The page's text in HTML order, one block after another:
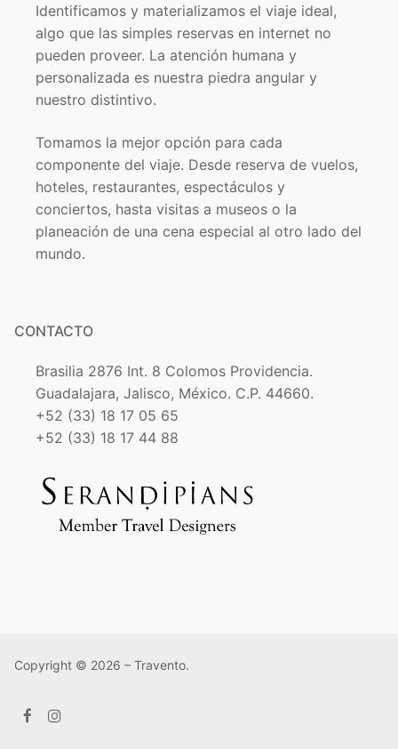
Identificamos y materializamos el viaje ideal,
algo que las simples reservas en internet no
pueden proveer. La atención humana y
personalizada es nuestra piedra angular y
nuestro distintivo.
Tomamos la mejor opción para cada
componente del viaje. Desde reserva de vuelos,
hoteles, restaurantes, espectáculos y
conciertos, hasta visitas a museos o la
planeación de una cena especial al otro lado del
mundo.
CONTACTO
Brasilia 2876 Int. 8 Colomos Providencia.
Guadalajara, Jalisco, México. C.P. 44660.
+52 (33) 18 17 05 65
+52 (33) 18 17 44 88
Copyright © 2026 – Travento.